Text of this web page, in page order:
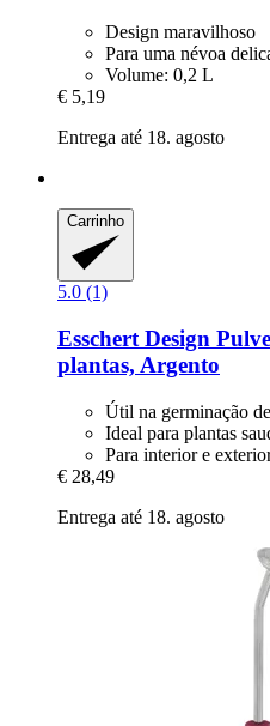
Design maravilhoso
Para uma névoa
Volume: 0,2 L
€ 5,19
Entrega até 18. agosto
Carrinho
5.0 (1)
Esschert Design
plantas, Argento
Útil na germinação
Ideal para plantas
Para interior e
€ 28,49
Entrega até 18. agosto